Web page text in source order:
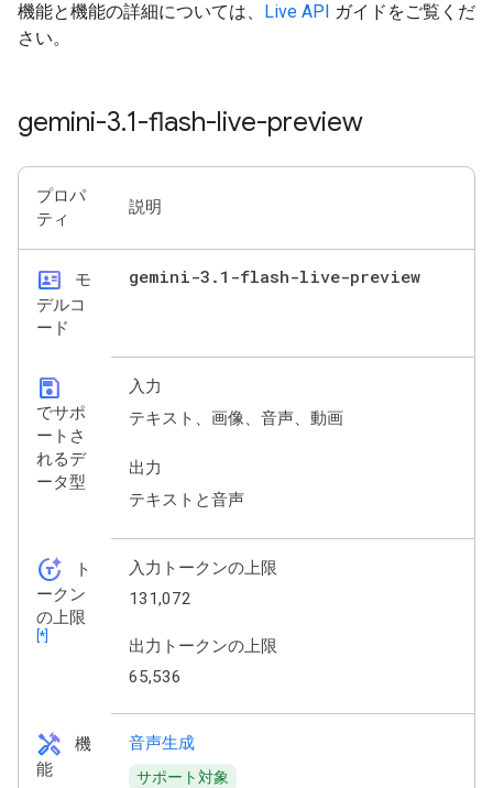
機能と機能の詳細については、 Live API ガイドをご覧くだ
さい。
gemini-3.1-flash-live-preview
プロパ
ティ
説明
id_card
モ
デルコ
ード
gemini-3 . 1-flash-live-preview
save
でサポ
ートさ
れるデ
ータ型
入力
テキスト、画像、音声、動画
出力
テキストと音声
token_auto
ト
ークン
の上限
[*]
入力トークンの上限
131,072
出力トークンの上限
65,536
handyman
機
能
音声生成
サポート対象